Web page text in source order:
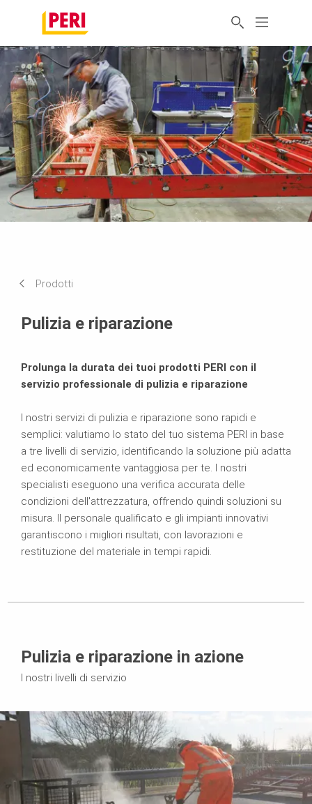
Prodotti
Pulizia e riparazione
Prolunga la durata dei tuoi prodotti PERI con il
servizio professionale di pulizia e riparazione
I nostri servizi di pulizia e riparazione sono rapidi e
semplici: valutiamo lo stato del tuo sistema PERI in base
a tre livelli di servizio, identificando la soluzione più adatta
ed economicamente vantaggiosa per te. I nostri
specialisti eseguono una verifica accurata delle
condizioni dell'attrezzatura, offrendo quindi soluzioni su
misura. Il personale qualificato e gli impianti innovativi
garantiscono i migliori risultati, con lavorazioni e
restituzione del materiale in tempi rapidi.
Pulizia e riparazione in azione
I nostri livelli di servizio